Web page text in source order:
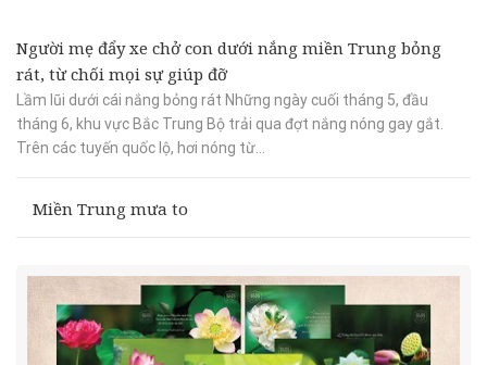
Người mẹ đẩy xe chở con dưới nắng miền Trung bỏng
rát, từ chối mọi sự giúp đỡ
Lầm lũi dưới cái nắng bỏng rát Những ngày cuối tháng 5, đầu
tháng 6, khu vực Bắc Trung Bộ trải qua đợt nắng nóng gay gắt.
Trên các tuyến quốc lộ, hơi nóng từ...
Miền Trung mưa to